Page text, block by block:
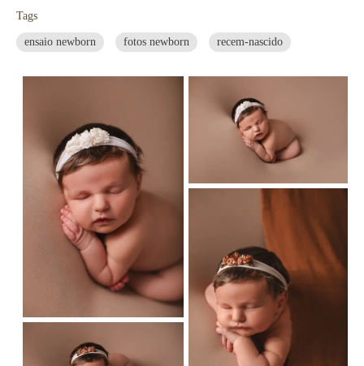
Tags
ensaio newborn fotos newborn recem-nascido